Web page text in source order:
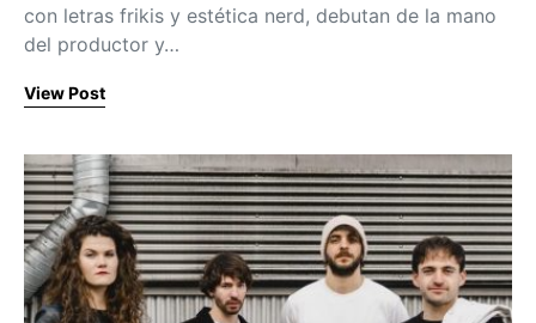
con letras frikis y estética nerd, debutan de la mano
del productor y…
View Post